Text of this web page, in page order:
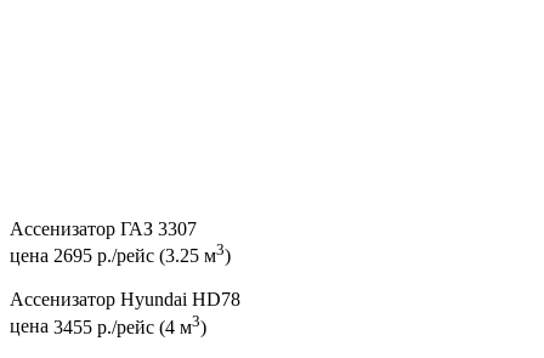
Ассенизатор ГАЗ 3307
цена 2695 р./рейс (3.25 м3)
Ассенизатор Hyundai HD78
цена 3455 р./рейс (4 м3)